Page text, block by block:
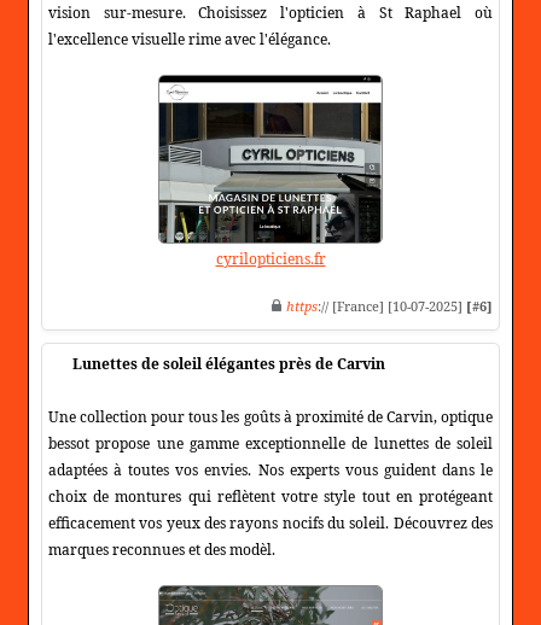
vision sur-mesure. Choisissez l'opticien à St Raphael où
l'excellence visuelle rime avec l'élégance.
cyrilopticiens.fr
https:// [France] [10-07-2025] [#6]
Lunettes de soleil élégantes près de Carvin
Une collection pour tous les goûts à proximité de Carvin, optique
bessot propose une gamme exceptionnelle de lunettes de soleil
adaptées à toutes vos envies. Nos experts vous guident dans le
choix de montures qui reflètent votre style tout en protégeant
efficacement vos yeux des rayons nocifs du soleil. Découvrez des
marques reconnues et des modèl.